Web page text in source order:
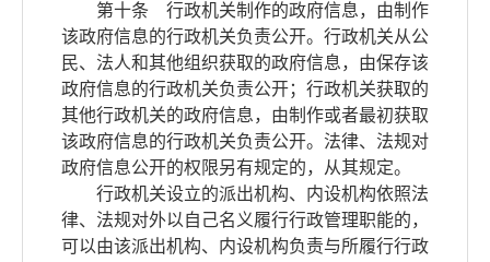
第十条 行政机关制作的政府信息，由制作
该政府信息的行政机关负责公开。行政机关从公
民、法人和其他组织获取的政府信息，由保存该
政府信息的行政机关负责公开；行政机关获取的
其他行政机关的政府信息，由制作或者最初获取
该政府信息的行政机关负责公开。法律、法规对
政府信息公开的权限另有规定的，从其规定。
行政机关设立的派出机构、内设机构依照法
律、法规对外以自己名义履行行政管理职能的，
可以由该派出机构、内设机构负责与所履行行政